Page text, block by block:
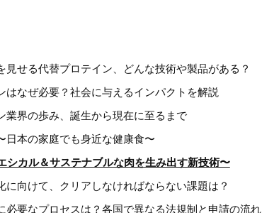
せる代替プロテイン、どんな技術や製品がある？
なぜ必要？社会に与えるインパクトを解説
界の歩み、誕生から現在に至るまで
本の家庭でも身近な健康食〜
カル＆サステナブルな肉を生み出す新技術〜
向けて、クリアしなければならない課題は？
要なプロセスは？各国で異なる法規制と申請の流れ